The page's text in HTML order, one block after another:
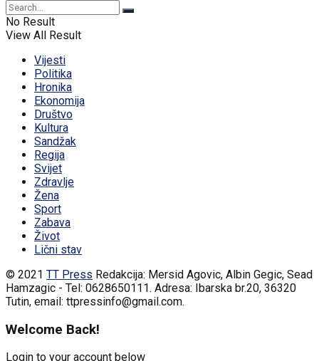
No Result
View All Result
Vijesti
Politika
Hronika
Ekonomija
Društvo
Kultura
Sandžak
Regija
Svijet
Zdravlje
Žena
Sport
Zabava
Život
Lični stav
© 2021 TT Press Redakcija: Mersid Agovic, Albin Gegic, Sead
Hamzagic - Tel: 0628650111. Adresa: Ibarska br.20, 36320
Tutin, email: ttpressinfo@gmail.com.
Welcome Back!
Login to your account below